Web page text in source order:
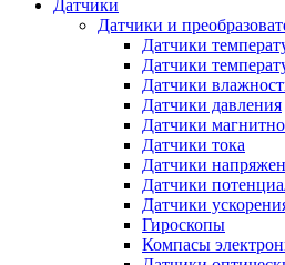
Датчики
Датчики и
Датчики
Датчики
Датчики
Датчики давления
Датчики
Датчики тока
Датчики
Датчики
Датчики
Гироскопы
Компасы